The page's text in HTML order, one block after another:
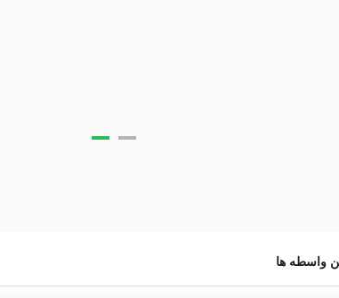
واسطه ها